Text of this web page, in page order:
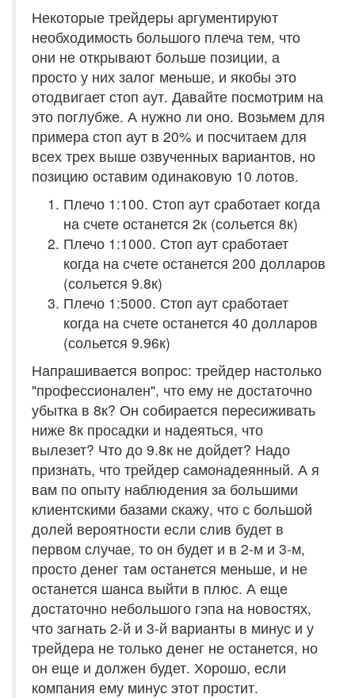
Некоторые трейдеры аргументируют
необходимость большого плеча тем, что
они не открывают больше позиции, а
просто у них залог меньше, и якобы это
отодвигает стоп аут. Давайте посмотрим на
это поглубже. А нужно ли оно. Возьмем для
примера стоп аут в 20% и посчитаем для
всех трех выше озвученных вариантов, но
позицию оставим одинаковую 10 лотов.
Плечо 1:100. Стоп аут сработает когда
на счете останется 2к (сольется 8к)
Плечо 1:1000. Стоп аут сработает
когда на счете останется 200 долларов
(сольется 9.8к)
Плечо 1:5000. Стоп аут сработает
когда на счете останется 40 долларов
(сольется 9.96к)
Напрашивается вопрос: трейдер настолько
"профессионален", что ему не достаточно
убытка в 8к? Он собирается пересиживать
ниже 8к просадки и надеяться, что
вылезет? Что до 9.8к не дойдет? Надо
признать, что трейдер самонадеянный. А я
вам по опыту наблюдения за большими
клиентскими базами скажу, что с большой
долей вероятности если слив будет в
первом случае, то он будет и в 2-м и 3-м,
просто денег там останется меньше, и не
останется шанса выйти в плюс. А еще
достаточно небольшого гэпа на новостях,
что загнать 2-й и 3-й варианты в минус и у
трейдера не только денег не останется, но
он еще и должен будет. Хорошо, если
компания ему минус этот простит.